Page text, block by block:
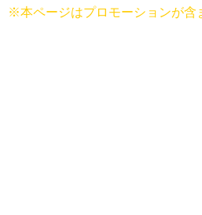
※本ページはプロモーションが含